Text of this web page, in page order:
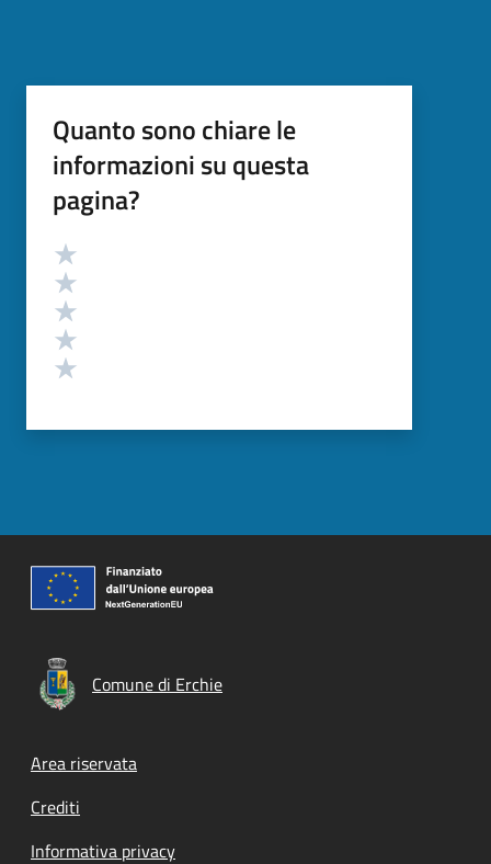
Quanto sono chiare le
informazioni su questa
pagina?
Valutazione
Comune di Erchie
Footer menu
Area riservata
Crediti
Informativa privacy